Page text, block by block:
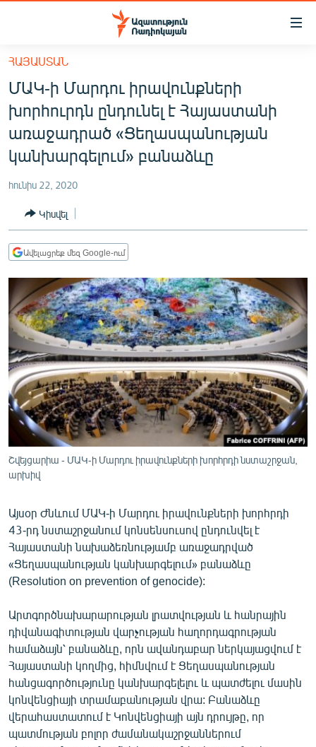
Մատչելիության
հիմնական
բովանդակությանը
Անցնել
հիմնական
մենյուին
Որոնում
ՀԱՅԱՍՏԱՆ
ՔԱՂԱՔԱԿԱՆ
ԸՆՏՐՈՒԹՅՈՒՆՆԵՐ 2026
ՏՆՏԵՍՈՒԹՅՈՒՆ
ՂԱՐԱԲԱՂ
ՊԱՏԵՐԱԶՄԻ 6 ՇԱԲԱԹՆԵՐԸ
ՏԱՐԱԾԱՇՐՋԱՆ
ՄԻՋԱԶԳԱՅԻՆ
ՄՇԱԿՈՒՅԹ
ՍՊՈՐՏ
ՄԵԿՆԱԲԱՆՈՒԹՅՈՒՆ
ՏՏ ԵՒ ԻՆՏԵՐՆԵՏ
ԿՈՐՈՆԱՎԻՐՈՒՍ
ԱՐԽԻՎ
ՏԵՍԱՆՅՈՒԹԵՐ
ԲԱՆԱՎԵՃ
ՁԳՏԵԼՈՎ ԼԱՎԱԳՈՒՅՆԻՆ
ՓՈԴՔԱՍԹ
Հայերեն
English
Русский
ՀԵՏԵՎԵՔ ՄԵԶ
ՀԱՅԱՍՏԱՆ
ՄԱԿ-ի Մարդու իրավունքների
խորհուրդն ընդունել է Հայաստանի
առաջադրած «Ցեղասպանության
կանխարգելում» բանաձևը
հունիս 22, 2020
Կիսվել
Ավելացրեք մեզ Google-ում
Շվեյցարիա - ՄԱԿ-ի Մարդու իրավունքների խորհրդի նստաշրջան,
արխիվ
Այսօր Ժնևում ՄԱԿ-ի Մարդու իրավունքների խորհրդի
43-րդ նստաշրջանում կոնսենսուսով ընդունվել է
Հայաստանի նախաձեռնությամբ առաջադրված
«Ցեղասպանության կանխարգելում» բանաձևը
(Resolution on prevention of genocide):
Արտգործնախարարության լրատվության և հանրային
դիվանագիտության վարչության հաղորդագրության
համաձայն՝ բանաձևը, որն ավանդաբար ներկայացվում է
Հայաստանի կողմից, հիմնվում է Ցեղասպանության
հանցագործությունը կանխարգելելու և պատժելու մասին
կոնվենցիայի տրամաբանության վրա: Բանաձևը
վերահաստատում է Կոնվենցիայի այն դրույթը, որ
պատմության բոլոր ժամանակաշրջաններում